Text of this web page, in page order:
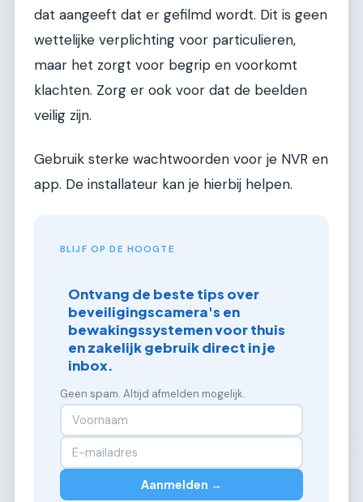
dat aangeeft dat er gefilmd wordt. Dit is geen
wettelijke verplichting voor particulieren,
maar het zorgt voor begrip en voorkomt
klachten. Zorg er ook voor dat de beelden
veilig zijn.
Gebruik sterke wachtwoorden voor je NVR en
app. De installateur kan je hierbij helpen.
BLIJF OP DE HOOGTE
Ontvang de beste tips over
beveiligingscamera's en
bewakingssystemen voor thuis
en zakelijk gebruik direct in je
inbox.
Geen spam. Altijd afmelden mogelijk.
Aanmelden →